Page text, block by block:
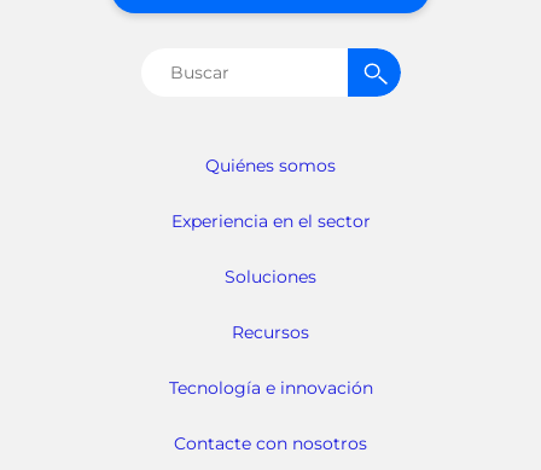
Quiénes somos
Experiencia en el sector
Soluciones
Recursos
Tecnología e innovación
Contacte con nosotros
Buscar: